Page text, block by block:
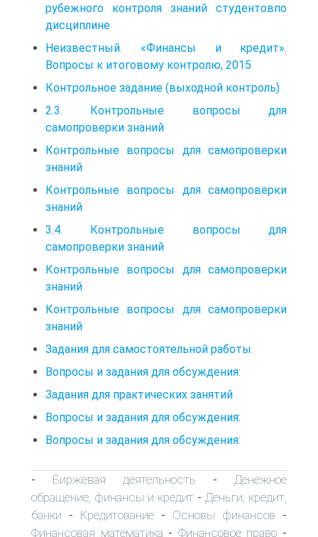
рубежного контроля знаний студентовпо
дисциплине
Неизвестный. «Финансы и кредит».
Вопросы к итоговому контролю, 2015
Контрольное задание (выходной контроль)
2.3. Контрольные вопросы для
самопроверки знаний
Контрольные вопросы для самопроверки
знаний
Контрольные вопросы для самопроверки
знаний
3.4. Контрольные вопросы для
самопроверки знаний
Контрольные вопросы для самопроверки
знаний
Контрольные вопросы для самопроверки
знаний
Задания для самостоятельной работы
Вопросы и задания для обсуждения:
Задания для практических занятий
Вопросы и задания для обсуждения:
Вопросы и задания для обсуждения:
- Биржевая деятельность - Денежное
обращение, финансы и кредит - Деньги, кредит,
банки - Кредитование - Основы финансов -
Финансовая математика - Финансовое право -